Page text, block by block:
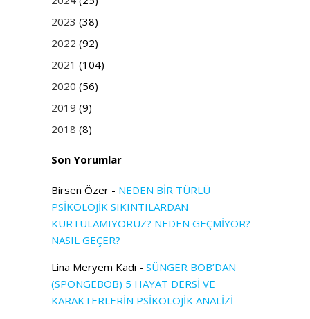
2023 (38)
2022 (92)
2021 (104)
2020 (56)
2019 (9)
2018 (8)
Son Yorumlar
Birsen Özer - NEDEN BİR TÜRLÜ
PSİKOLOJİK SIKINTILARDAN
KURTULAMIYORUZ? NEDEN GEÇMİYOR?
NASIL GEÇER?
Lina Meryem Kadı - SÜNGER BOB’DAN
(SPONGEBOB) 5 HAYAT DERSİ VE
KARAKTERLERİN PSİKOLOJİK ANALİZİ